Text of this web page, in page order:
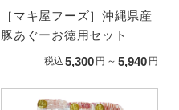
［マキ屋フーズ］沖縄県産
豚あぐーお徳用セット
税込 5,300 円 ～ 5,940 円